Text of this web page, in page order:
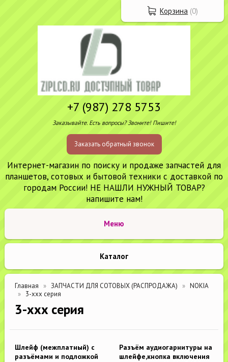
+7 (987) 278 5753
Заказывайте. Есть вопросы? Звоните! Пишите!
Заказать обратный звонок
Интернет-магазин по поиску и продаже запчастей для
планшетов, сотовых и бытовой техники с доставкой по
городам России! НЕ НАШЛИ НУЖНЫЙ ТОВАР?
напишите нам!
Каталог
Главная ЗАПЧАСТИ ДЛЯ СОТОВЫХ (РАСПРОДАЖА)
NOKIA
3-xxx серия
3-xxx серия
Шлейф (межплатный) с
разъёмами и подложкой
Разъём аудиогарнитуры на
шлейфе,кнопка включения
Корзина (0)